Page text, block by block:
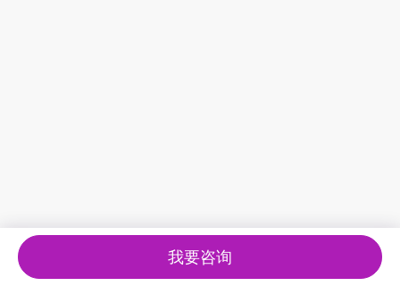
我要咨询